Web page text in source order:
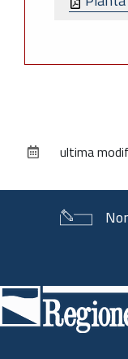
documento
ultima
di
pagina